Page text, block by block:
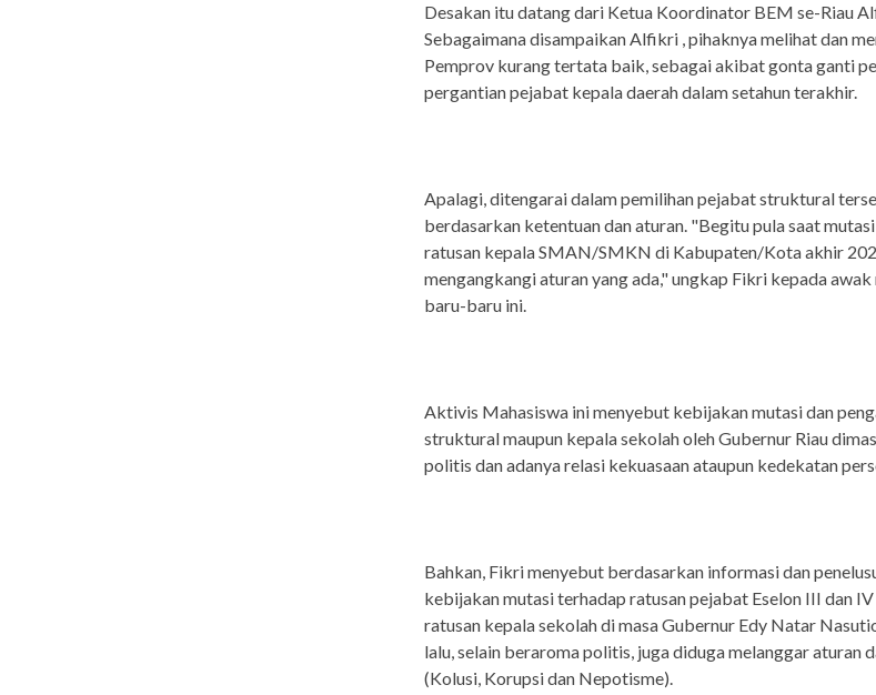
Desakan itu datang dari Ketua Koordinator BEM se-Riau
Sebagaimana disampaikan Alfikri , pihaknya melihat dan
Pemprov kurang tertata baik, sebagai akibat gonta ganti
pergantian pejabat kepala daerah dalam setahun terakhir.
Apalagi, ditengarai dalam pemilihan pejabat struktural
berdasarkan ketentuan dan aturan. "Begitu pula saat
ratusan kepala SMAN/SMKN di Kabupaten/Kota akhir
mengangkangi aturan yang ada," ungkap Fikri kepada
baru-baru ini.
Aktivis Mahasiswa ini menyebut kebijakan mutasi dan
struktural maupun kepala sekolah oleh Gubernur Riau
politis dan adanya relasi kekuasaan ataupun kedekatan
Bahkan, Fikri menyebut berdasarkan informasi dan
kebijakan mutasi terhadap ratusan pejabat Eselon III dan
ratusan kepala sekolah di masa Gubernur Edy Natar
lalu, selain beraroma politis, juga diduga melanggar aturan
(Kolusi, Korupsi dan Nepotisme).